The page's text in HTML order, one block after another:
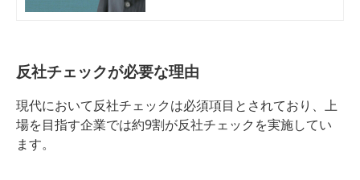
反社チェックが必要な理由
現代において反社チェックは必須項目とされており、上
場を目指す企業では約9割が反社チェックを実施してい
ます。